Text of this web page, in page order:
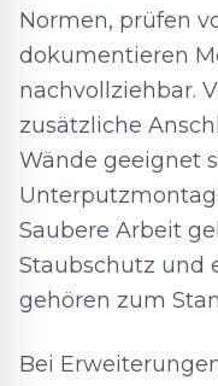
Normen, prüfen
dokumentieren
nachvollziehbar.
zusätzliche
Wände geeignet
Saubere Arbeit
Staubschutz und
gehören zum
Bei